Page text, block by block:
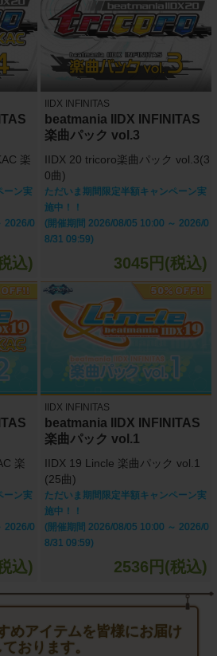
楽
ーン実
2026/0
込)
IIDX INFINITAS
beatmania IIDX INFINITAS
楽曲パック vol.3
IIDX 20 tricoro楽曲パック vol.3(3
0曲)
ただいま期間限定半額キャンペーン実
施中！！
(開催期間 2026/08/05 10:00 ～ 2026/0
8/31 09:59)
3045円(税込)
楽
ーン実
2026/0
込)
IIDX INFINITAS
beatmania IIDX INFINITAS
楽曲パック vol.1
IIDX 19 Lincle 楽曲パック vol.1
(25曲)
ただいま期間限定半額キャンペーン実
施中！！
(開催期間 2026/08/05 10:00 ～ 2026/0
8/31 09:59)
2536円(税込)
めアイテムを皆様にお届け
ております。